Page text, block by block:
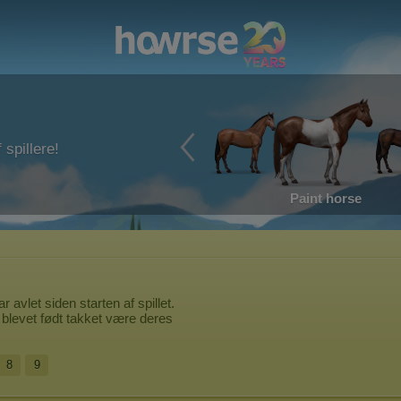
spillere!
Paint horse
avlet siden starten af spillet.
født takket være deres
8 9